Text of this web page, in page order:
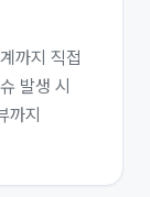
까지 직접
발생 시
까지